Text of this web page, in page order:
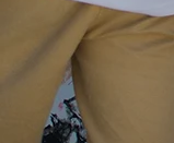
חברות וחברי נבחרות
ממשיכים לייצג אותנו
עם הישגים מעוררי
בדף הפייסבוק